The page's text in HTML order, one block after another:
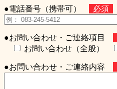
●電話番号（携帯可） 必須
●お問い合わせ・ご連絡項目
お問い合わせ（全般）
●お問い合わせ・ご連絡内容